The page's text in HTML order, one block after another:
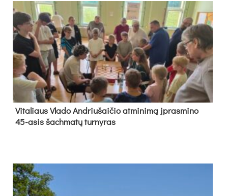
Vi­ta­liaus Vla­do And­riu­šai­čio at­mi­ni­mą įpras­mi­no
45-asis šach­ma­tų tur­ny­ras